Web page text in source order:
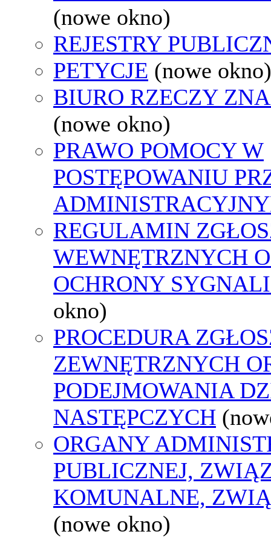
(nowe okno)
REJESTRY
PETYCJE (nowe okno)
BIURO RZECZY
(nowe okno)
PRAWO POMOCY W
POSTĘPOWANIU
REGULAMIN
WEWNĘTRZNYCH
OCHRONY
okno)
PROCEDURA
ZEWNĘTRZNYCH
PODEJMOWANIA
NASTĘPCZYCH
ORGANY
PUBLICZNEJ,
KOMUNALNE,
(nowe okno)